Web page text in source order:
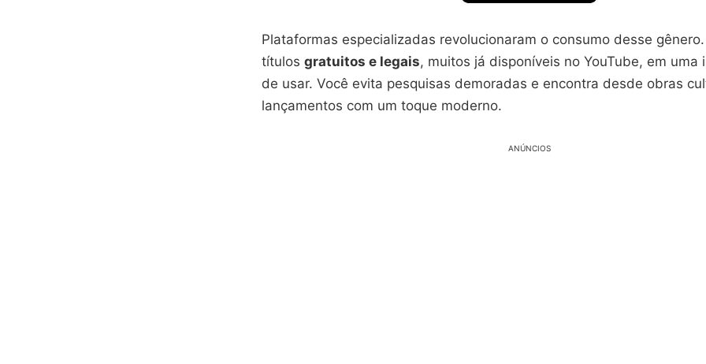
Plataformas especializadas revolucionaram o consumo desse
títulos gratuitos e legais, muitos já disponíveis no YouTube, em uma
de usar. Você evita pesquisas demoradas e encontra desde obras
lançamentos com um toque moderno.
ANÚNCIOS